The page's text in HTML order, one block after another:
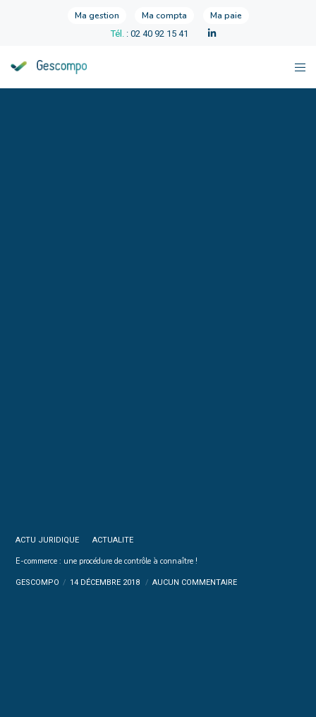
Ma gestion Ma compta Ma paie
Tél. : 02 40 92 15 41
ACTU JURIDIQUE ACTUALITE
E-commerce : une procédure de contrôle à connaître !
GESCOMPO 14 DÉCEMBRE 2018 AUCUN COMMENTAIRE